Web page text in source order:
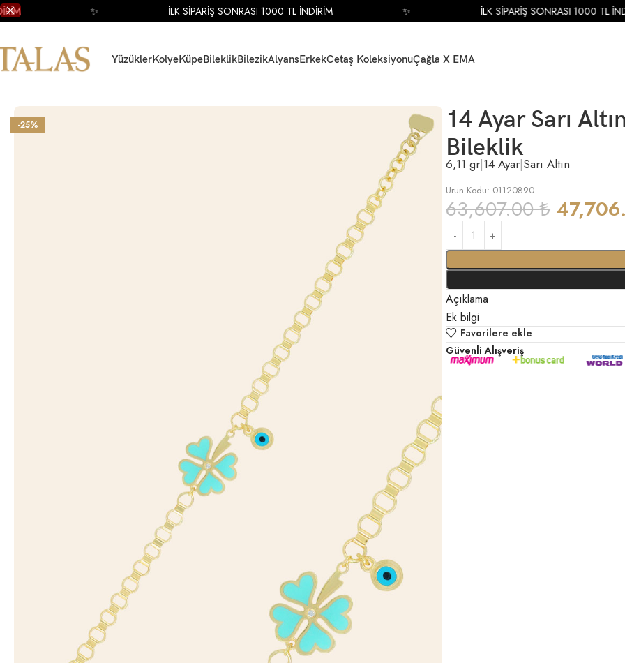
YüzüklerKolyeKüpeBileklikBilezikAlyansErkekCetaş KoleksiyonuÇağla X EMA
-25%
14 Ayar Sarı
Bileklik
6,11 gr|14 Ayar|Sarı Altın
Ürün Kodu: 01120890
63,607.00₺
Açıklama
Ek bilgi
Favorilere ekle
Güvenli Alışveriş
İLK SİPARİŞ SONRASI 1000 TL İNDİRİM İLK SİPARİŞ SONRASI 1000 TL